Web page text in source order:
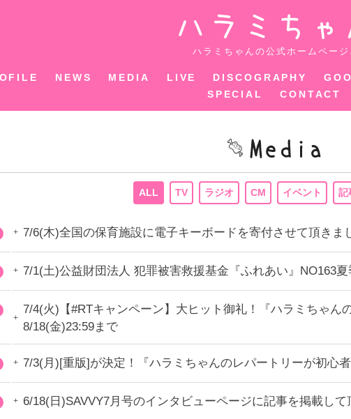
ハラミちゃんの公式ホームページ
NEWS MEDIA LIVE DISCOGRAPHY
SPECIAL
CONTACT
ALL TV ラジオ CM イベント 記
7/6(木)全国の保育施設に電子キーボードを寄付させて頂きま
7/1(土)公益財団法人 犯罪被害救援基金『ふれあい』NO163
7/4(火)【#RTキャンペーン】大ヒット御礼！『ハラミちゃ
8/18(金)23:59まで
7/3(月)[重版]が決定！『ハラミちゃんのレパートリーが初心
6/18(日)SAVVY7月号のインタビューページに記事を掲載して